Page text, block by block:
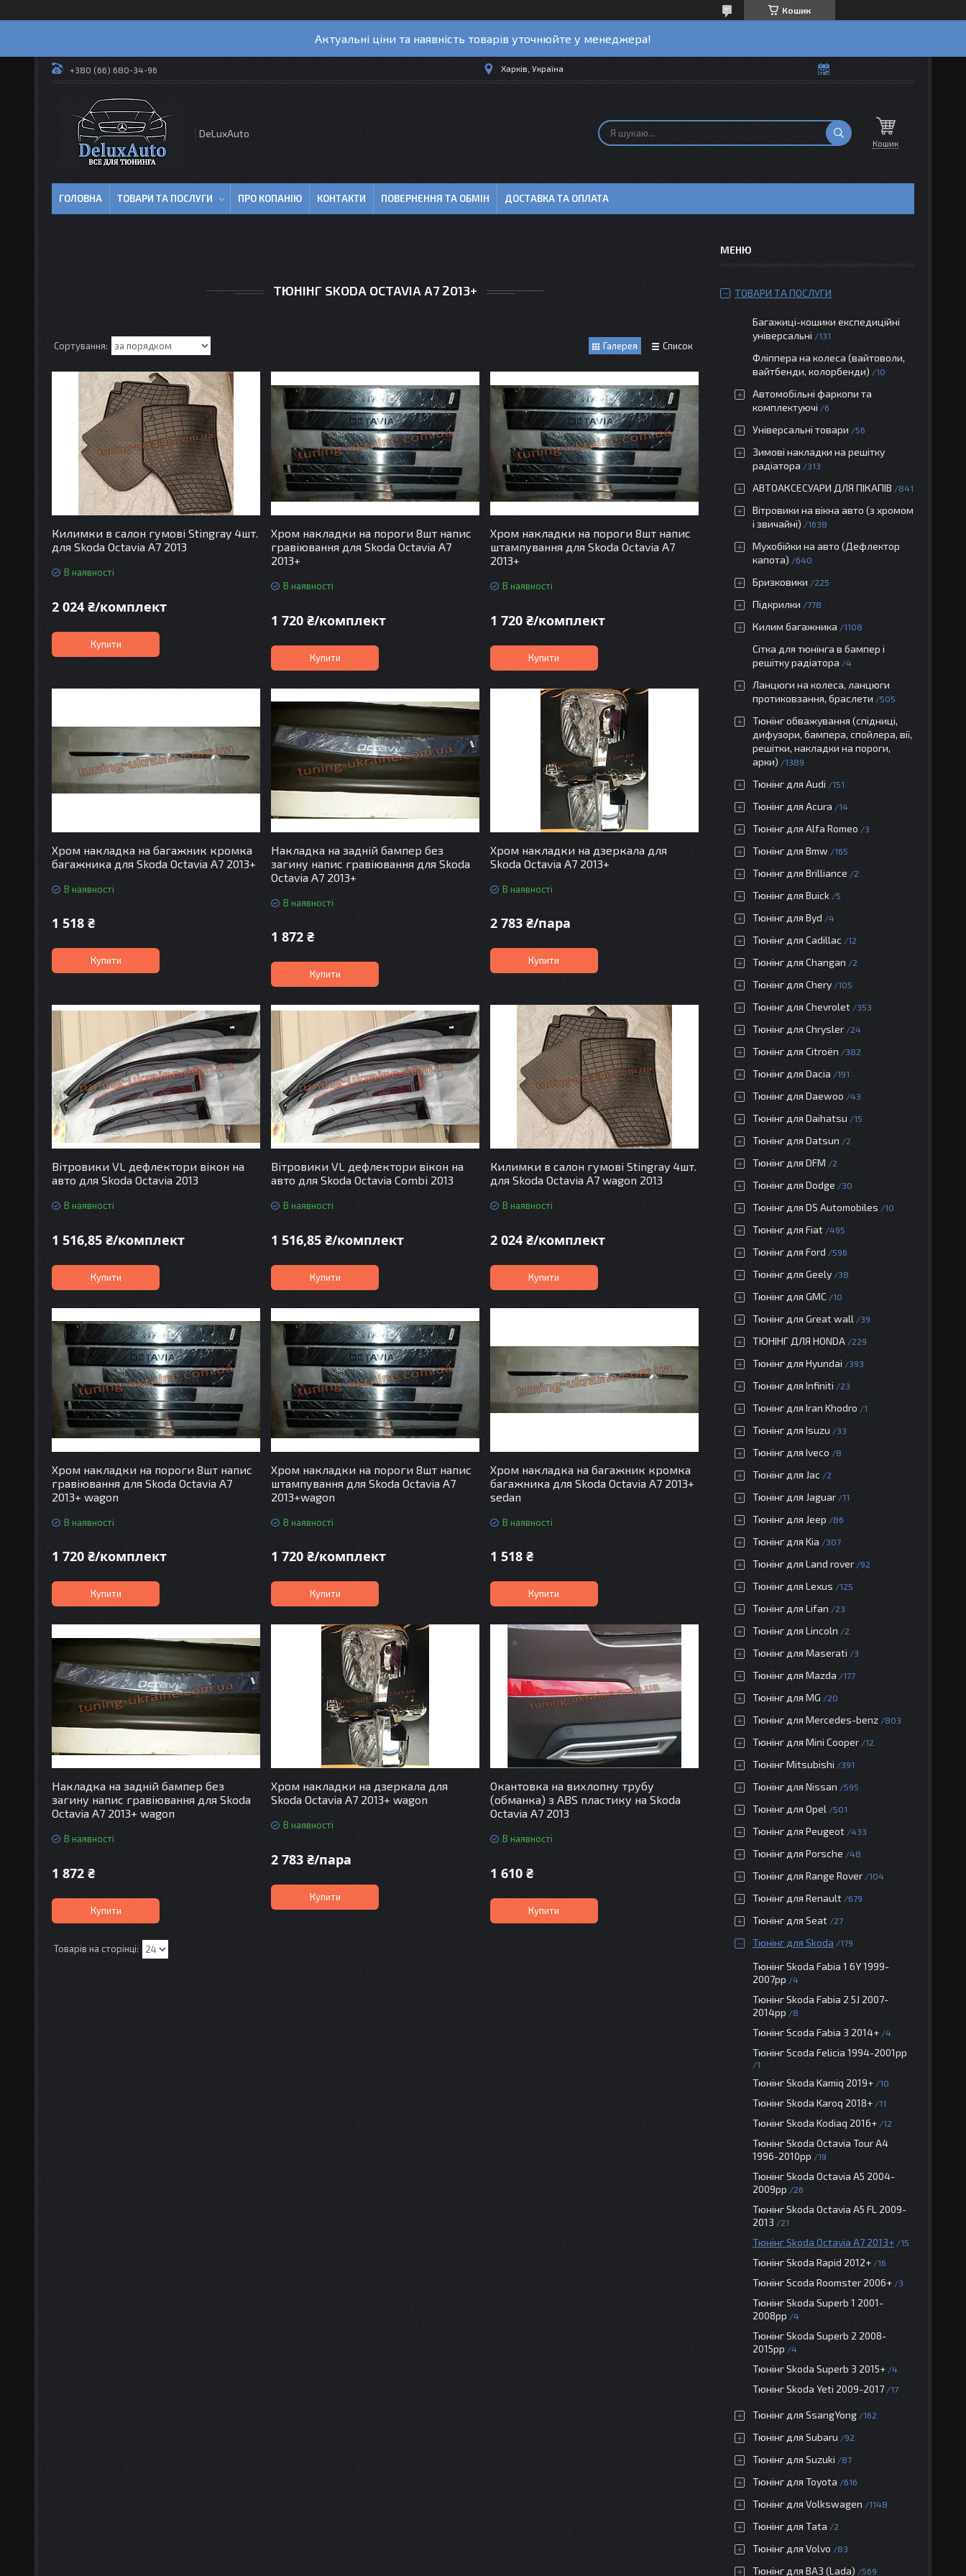
Кошик
Актуальні ціни та наявність товарів уточнюйте у менеджера!
+380 (66) 680-34-96 Харків, Україна
DeLuxAuto
Кошик
ГОЛОВНА ТОВАРИ ТА ПОСЛУГИ ПРО КОПАНІЮ КОНТАКТИ ПОВЕРНЕННЯ ТА ОБМІН ДОСТАВКА ТА ОПЛАТА
ТЮНІНГ SKODA OCTAVIA A7 2013+
Галерея Список
Килимки в салон гумові Stingray 4шт.
для Skoda Octavia A7 2013
В наявності
2 024 ₴/комплект
Купити
Хром накладки на пороги 8шт напис
гравіювання для Skoda Octavia A7
2013+
В наявності
1 720 ₴/комплект
Купити
Хром накладки на пороги 8шт напис
штампування для Skoda Octavia A7
2013+
В наявності
1 720 ₴/комплект
Купити
Хром накладка на багажник кромка
багажника для Skoda Octavia A7 2013+
В наявності
1 518 ₴
Купити
Накладка на задній бампер без
загину напис гравіювання для Skoda
Octavia A7 2013+
В наявності
1 872 ₴
Купити
Хром накладки на дзеркала для
Skoda Octavia A7 2013+
В наявності
2 783 ₴/пара
Купити
Вітровики VL дефлектори вікон на
авто для Skoda Octavia 2013
В наявності
1 516,85 ₴/комплект
Купити
Вітровики VL дефлектори вікон на
авто для Skoda Octavia Combi 2013
В наявності
1 516,85 ₴/комплект
Купити
Килимки в салон гумові Stingray 4шт.
для Skoda Octavia A7 wagon 2013
В наявності
2 024 ₴/комплект
Купити
Хром накладки на пороги 8шт напис
гравіювання для Skoda Octavia A7
2013+ wagon
В наявності
1 720 ₴/комплект
Купити
Хром накладки на пороги 8шт напис
штампування для Skoda Octavia A7
2013+wagon
В наявності
1 720 ₴/комплект
Купити
Хром накладка на багажник кромка
багажника для Skoda Octavia A7 2013+
sedan
В наявності
1 518 ₴
Купити
Накладка на задній бампер без
загину напис гравіювання для Skoda
Octavia A7 2013+ wagon
В наявності
1 872 ₴
Купити
Хром накладки на дзеркала для
Skoda Octavia A7 2013+ wagon
В наявності
2 783 ₴/пара
Купити
Окантовка на вихлопну трубу
(обманка) з ABS пластику на Skoda
Octavia A7 2013
В наявності
1 610 ₴
Купити
ТОВАРИ ТА ПОСЛУГИ
Багажиці-кошики експедиційні
універсальні
131
Фліппера на колеса (вайтоволи,
вайтбенди, колорбенди)
10
Автомобільні фаркопи та
комплектуючі
6
Універсальні товари 56
Зимові накладки на решітку
радіатора
313
АВТОАКСЕСУАРИ ДЛЯ ПІКАПІВ 841
Вітровики на вікна авто (з хромом
і звичайні)
1638
Мухобійки на авто (Дефлектор
капота)
640
Бризковики 225
Підкрилки 778
Килим багажника 1108
Сітка для тюнінга в бампер і
решітку радіатора
4
Ланцюги на колеса, ланцюги
протиковзання, браслети
505
Тюнінг обважування (спідниці,
дифузори, бампера, спойлера, вії,
решітки, накладки на пороги,
арки)
1389
Тюнінг для Audi 151
Тюнінг для Acura 14
Тюнінг для Alfa Romeo 3
Тюнінг для Bmw 165
Тюнінг для Brilliance 2
Тюнінг для Buick 5
Тюнінг для Byd 4
Тюнінг для Cadillac 12
Тюнінг для Changan 2
Тюнінг для Chery 105
Тюнінг для Chevrolet 353
Тюнінг для Chrysler 24
Тюнінг для Citroën 382
Тюнінг для Dacia 191
Тюнінг для Daewoo 43
Тюнінг для Daihatsu 15
Тюнінг для Datsun 2
Тюнінг для DFM 2
Тюнінг для Dodge 30
Тюнінг для DS Automobiles 10
Тюнінг для Fiat 495
Тюнінг для Ford 596
Тюнінг для Geely 38
Тюнінг для GMC 10
Тюнінг для Great wall 39
ТЮНІНГ ДЛЯ HONDA 229
Тюнінг для Hyundai 393
Тюнінг для Infiniti 23
Тюнінг для Iran Khodro 1
Тюнінг для Isuzu 33
Тюнінг для Iveco 8
Тюнінг для Jac 2
Тюнінг для Jaguar 11
Тюнінг для Jeep 86
Тюнінг для Kia 307
Тюнінг для Land rover 92
Тюнінг для Lexus 125
Тюнінг для Lifan 23
Тюнінг для Lincoln 2
Тюнінг для Maserati 3
Тюнінг для Mazda 177
Тюнінг для MG 20
Тюнінг для Mercedes-benz 803
Тюнінг для Mini Cooper 12
Тюнінг Mitsubishi 391
Тюнінг для Nissan 595
Тюнінг для Opel 501
Тюнінг для Peugeot 433
Тюнінг для Porsche 48
Тюнінг для Range Rover 104
Тюнінг для Renault 679
Тюнінг для Seat 27
Тюнінг для Skoda 179
Тюнінг Skoda Fabia 1 6Y 1999-
2007рр
4
Тюнінг Skoda Fabia 2 5J 2007-
2014рр
8
Тюнінг Scoda Fabia 3 2014+ 4
Тюнінг Scoda Felicia 1994-2001рр
1
Тюнінг Skoda Kamiq 2019+ 10
Тюнінг Skoda Karoq 2018+ 11
Тюнінг Skoda Kodiaq 2016+ 12
Тюнінг Skoda Octavia Tour A4
1996-2010рр
19
Тюнінг Skoda Octavia A5 2004-
2009рр
26
Тюнінг Skoda Octavia A5 FL 2009-
2013
21
Тюнінг Skoda Octavia A7 2013+ 15
Тюнінг Skoda Rapid 2012+ 16
Тюнінг Scoda Roomster 2006+ 3
Тюнінг Skoda Superb 1 2001-
2008рр
4
Тюнінг Skoda Superb 2 2008-
2015рр
4
Тюнінг Skoda Superb 3 2015+ 4
Тюнінг Skoda Yeti 2009-2017 17
Тюнінг для SsangYong 162
Тюнінг для Subaru 92
Тюнінг для Suzuki 87
Тюнінг для Toyota 616
Тюнінг для Volkswagen 1148
Тюнінг для Tata 2
Тюнінг для Volvo 83
Тюнінг для ВАЗ (Lada) 569